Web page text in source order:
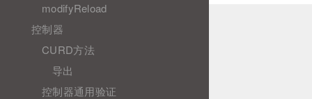
modifyReload
控制器
CURD方法
导出
控制器通用验证